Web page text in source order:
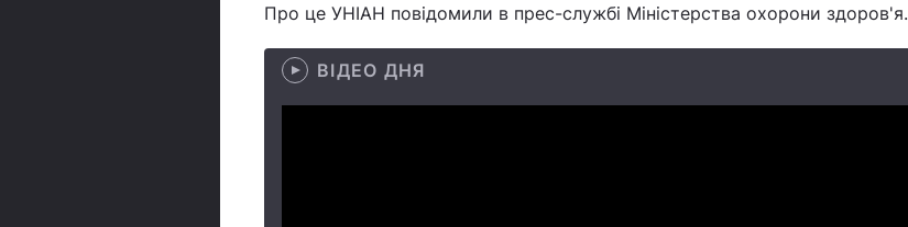
Про це УНІАН повідомили в прес-службі Міністерства охорони здоров'я.
ВІДЕО ДНЯ